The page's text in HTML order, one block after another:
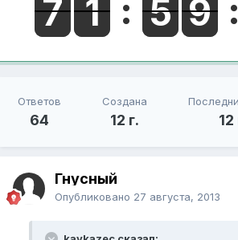
Ответов
64
Создана
12 г. 12
Гнусный
Опубликовано 27 августа, 2013